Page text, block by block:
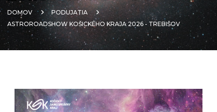
DOMOV
PODUJATIA
ASTROROADSHOW KOŠICKÉHO KRAJA 2026 - TREBIŠOV